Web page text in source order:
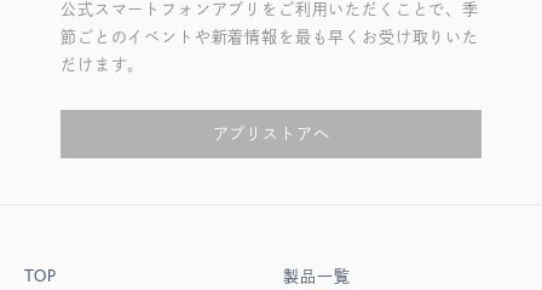
公式スマートフォンアプリをご利用いただくことで、季
節ごとのイベントや新着情報を最も早くお受け取りいた
だけます。
アプリストアへ
TOP
製品一覧